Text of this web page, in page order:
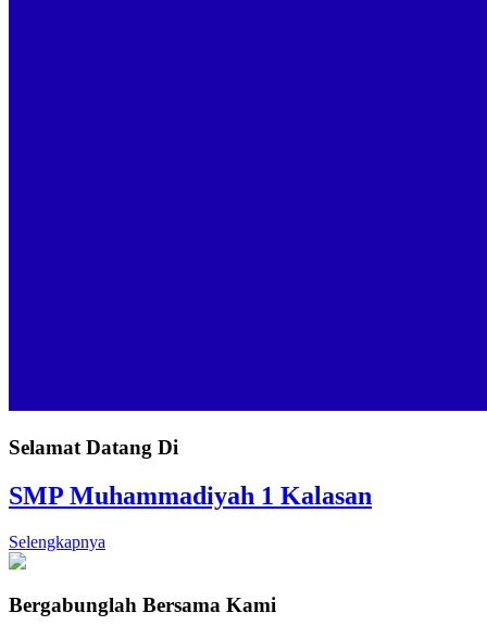
Selamat Datang Di
SMP Muhammadiyah 1 Kalasan
Selengkapnya
Bergabunglah Bersama Kami